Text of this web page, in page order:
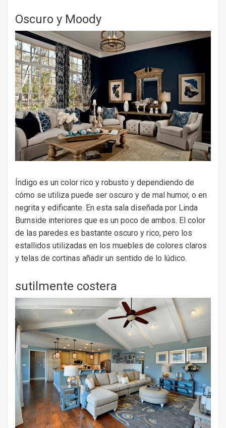
Oscuro y Moody
Índigo es un color rico y robusto y dependiendo de
cómo se utiliza puede ser oscuro y de mal humor, o en
negrita y edificante. En esta sala diseñada por Linda
Burnside interiores que es un poco de ambos. El color
de las paredes es bastante oscuro y rico, pero los
estallidos utilizadas en los muebles de colores claros
y telas de cortinas añadir un sentido de lo lúdico.
sutilmente costera